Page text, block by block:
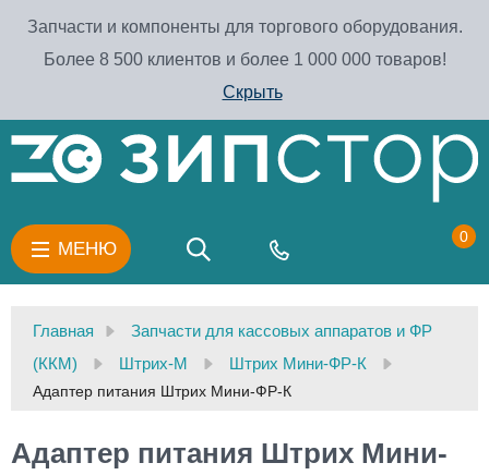
Запчасти и компоненты для торгового оборудования.
Более 8 500 клиентов и более 1 000 000 товаров!
Скрыть
МЕНЮ
0
Главная
Запчасти для кассовых аппаратов и ФР
(ККМ)
Штрих-М Штрих Мини-ФР-К
Адаптер питания Штрих Мини-ФР-К
Адаптер питания Штрих Мини-